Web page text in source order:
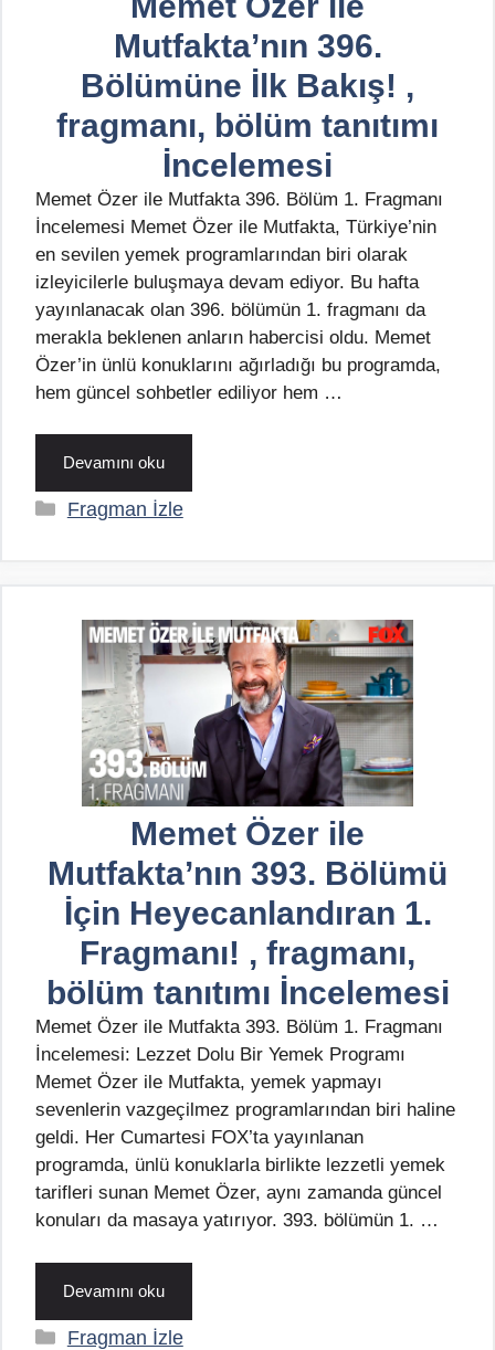
Mutfakta’nın 396.
Bölümüne İlk Bakış! ,
fragmanı, bölüm tanıtımı
İncelemesi
Memet Özer ile Mutfakta 396. Bölüm 1. Fragmanı
İncelemesi Memet Özer ile Mutfakta, Türkiye’nin
en sevilen yemek programlarından biri olarak
izleyicilerle buluşmaya devam ediyor. Bu hafta
yayınlanacak olan 396. bölümün 1. fragmanı da
merakla beklenen anların habercisi oldu. Memet
Özer’in ünlü konuklarını ağırladığı bu programda,
hem güncel sohbetler ediliyor hem …
Devamını oku
Kategoriler
Fragman İzle
Memet Özer ile
Mutfakta’nın 393. Bölümü
İçin Heyecanlandıran 1.
Fragmanı! , fragmanı,
bölüm tanıtımı İncelemesi
Memet Özer ile Mutfakta 393. Bölüm 1. Fragmanı
İncelemesi: Lezzet Dolu Bir Yemek Programı
Memet Özer ile Mutfakta, yemek yapmayı
sevenlerin vazgeçilmez programlarından biri haline
geldi. Her Cumartesi FOX’ta yayınlanan
programda, ünlü konuklarla birlikte lezzetli yemek
tarifleri sunan Memet Özer, aynı zamanda güncel
konuları da masaya yatırıyor. 393. bölümün 1. …
Devamını oku
Kategoriler
Fragman İzle